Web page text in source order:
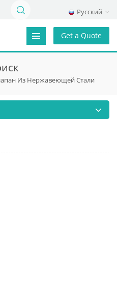
Русский
Get a Quote
Из Нержавеющей Стали